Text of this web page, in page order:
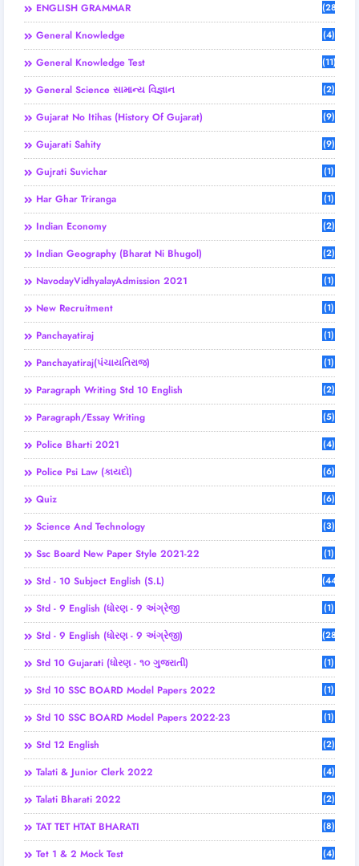
ENGLISH GRAMMAR (28)
General Knowledge (4)
General Knowledge Test (11)
General Science સામાન્ય વિજ્ઞાન (2)
Gujarat No Itihas (History Of Gujarat) (9)
Gujarati Sahity (9)
Gujrati Suvichar (1)
Har Ghar Triranga (1)
Indian Economy (2)
Indian Geography (Bharat Ni Bhugol) (2)
NavodayVidhyalayAdmission 2021 (1)
New Recruitment (1)
Panchayatiraj (1)
Panchayatiraj(પંચાયતિરાજ) (1)
Paragraph Writing Std 10 English (2)
Paragraph/Essay Writing (5)
Police Bharti 2021 (4)
Police Psi Law (કાયદો) (6)
Quiz (6)
Science And Technology (3)
Ssc Board New Paper Style 2021-22 (1)
Std - 10 Subject English (S.L) (44)
Std - 9 English (ધોરણ - 9 અંગ્રેજી (1)
Std - 9 English (ધોરણ - 9 અંગ્રેજી) (28)
Std 10 Gujarati (ધોરણ - ૧૦ ગુજરાતી) (1)
Std 10 SSC BOARD Model Papers 2022 (1)
Std 10 SSC BOARD Model Papers 2022-23 (1)
Std 12 English (2)
Talati & Junior Clerk 2022 (4)
Talati Bharati 2022 (2)
TAT TET HTAT BHARATI (8)
Tet 1 & 2 Mock Test (4)